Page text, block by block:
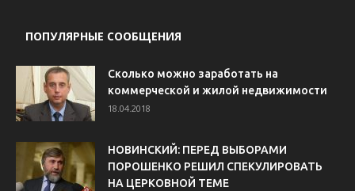
ПОПУЛЯРНЫЕ СООБЩЕНИЯ
Сколько можно заработать на
коммерческой и жилой недвижимости
18.04.2018
НОВИНСКИЙ: ПЕРЕД ВЫБОРАМИ
ПОРОШЕНКО РЕШИЛ СПЕКУЛИРОВАТЬ
НА ЦЕРКОВНОЙ ТЕМЕ